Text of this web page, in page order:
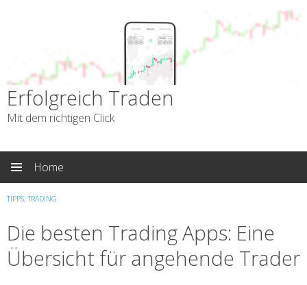
Erfolgreich Traden
Mit dem richtigen Click
Home
TIPPS, TRADING
Die besten Trading Apps: Eine
Übersicht für angehende Trader